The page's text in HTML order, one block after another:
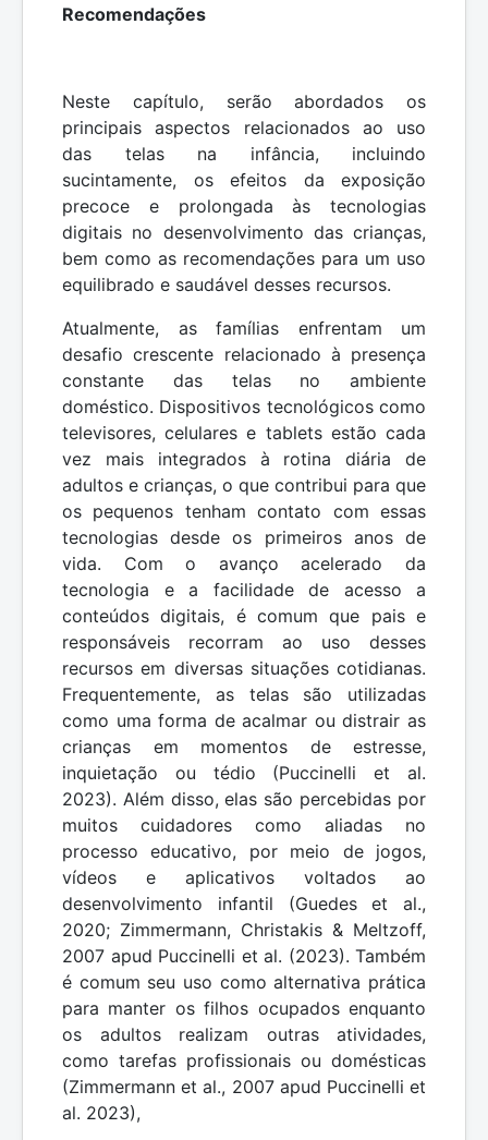
Recomendações
Neste capítulo, serão abordados os
principais aspectos relacionados ao uso
das telas na infância, incluindo
sucintamente, os efeitos da exposição
precoce e prolongada às tecnologias
digitais no desenvolvimento das crianças,
bem como as recomendações para um uso
equilibrado e saudável desses recursos.
Atualmente, as famílias enfrentam um
desafio crescente relacionado à presença
constante das telas no ambiente
doméstico. Dispositivos tecnológicos como
televisores, celulares e tablets estão cada
vez mais integrados à rotina diária de
adultos e crianças, o que contribui para que
os pequenos tenham contato com essas
tecnologias desde os primeiros anos de
vida. Com o avanço acelerado da
tecnologia e a facilidade de acesso a
conteúdos digitais, é comum que pais e
responsáveis recorram ao uso desses
recursos em diversas situações cotidianas.
Frequentemente, as telas são utilizadas
como uma forma de acalmar ou distrair as
crianças em momentos de estresse,
inquietação ou tédio (Puccinelli et al.
2023). Além disso, elas são percebidas por
muitos cuidadores como aliadas no
processo educativo, por meio de jogos,
vídeos e aplicativos voltados ao
desenvolvimento infantil (Guedes et al.,
2020; Zimmermann, Christakis & Meltzoff,
2007 apud Puccinelli et al. (2023). Também
é comum seu uso como alternativa prática
para manter os filhos ocupados enquanto
os adultos realizam outras atividades,
como tarefas profissionais ou domésticas
(Zimmermann et al., 2007 apud Puccinelli et
al. 2023),